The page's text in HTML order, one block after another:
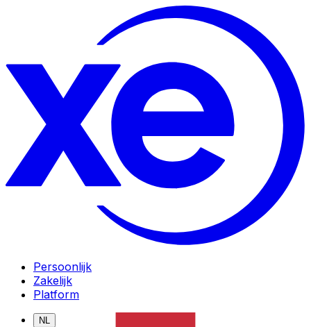
Persoonlijk
Zakelijk
Platform
NL